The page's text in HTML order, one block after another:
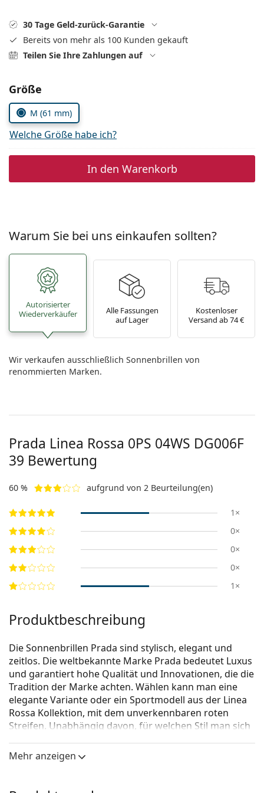
Prada
Alle Marken
30 Tage Geld-zurück-Garantie
Bereits von mehr als 100 Kunden gekauft
Teilen Sie Ihre Zahlungen auf
Parameter wählen
Größe
M (61 mm)
Welche Größe habe ich?
In den Warenkorb
Warum Sie bei uns einkaufen sollten?
Autorisierter
Wiederverkäufer
Alle Fassungen
auf Lager
Kostenloser
Versand ab 74 €
Wir verkaufen ausschließlich Sonnenbrillen von
renommierten Marken.
Prada Linea Rossa 0PS 04WS DG006F
39 Bewertung
60 % aufgrund von 2 Beurteilung(en)
1×
0×
0×
0×
1×
Produktbeschreibung
Die Sonnenbrillen Prada sind stylisch, elegant und
zeitlos. Die weltbekannte Marke Prada bedeutet Luxus
und garantiert hohe Qualität und Innovationen, die die
Tradition der Marke achten. Wählen kann man eine
elegante Variante oder ein Sportmodell aus der Linea
Rossa Kollektion, mit dem unverkennbaren roten
Streifen. Unabhängig davon, für welchen Stil man sich
Erscheinen individuell und einmalig sein.
Mehr anzeigen